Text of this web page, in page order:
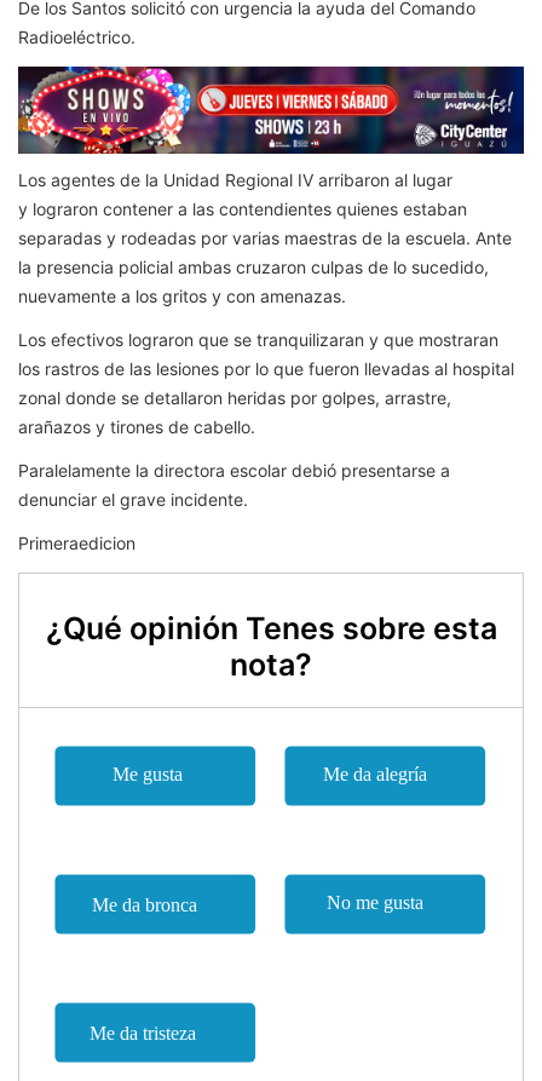
De los Santos solicitó con urgencia la ayuda del Comando
Radioeléctrico.
Los agentes de la Unidad Regional IV arribaron al lugar
y lograron contener a las contendientes quienes estaban
separadas y rodeadas por varias maestras de la escuela. Ante
la presencia policial ambas cruzaron culpas de lo sucedido,
nuevamente a los gritos y con amenazas.
Los efectivos lograron que se tranquilizaran y que mostraran
los rastros de las lesiones por lo que fueron llevadas al hospital
zonal donde se detallaron heridas por golpes, arrastre,
arañazos y tirones de cabello.
Paralelamente la directora escolar debió presentarse a
denunciar el grave incidente.
Primeraedicion
¿Qué opinión Tenes sobre esta
nota?